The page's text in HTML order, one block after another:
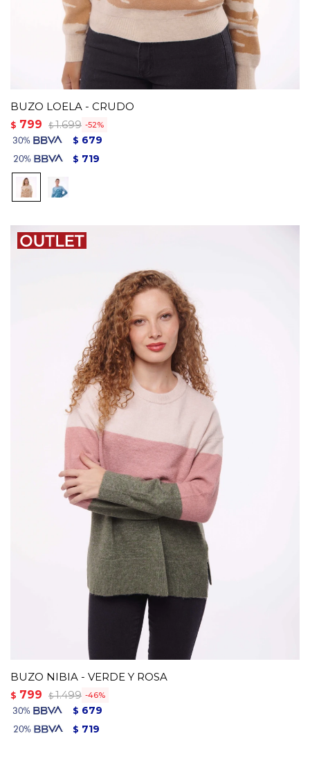
BUZO LOELA - CRUDO
$ 799 $ 1.699 52
$ 679
$ 719
BUZO NIBIA - VERDE Y ROSA
$ 799 $ 1.499 46
$ 679
$ 719